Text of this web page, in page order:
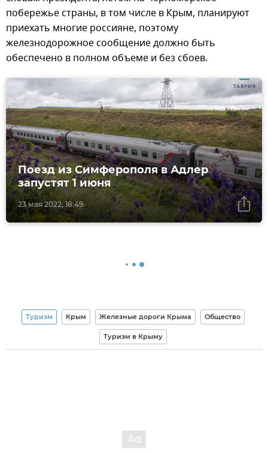
побережье страны, в том числе в Крым, планируют
приехать многие россияне, поэтому
железнодорожное сообщение должно быть
обеспечено в полном объеме и без сбоев.
23 мая 2022, 18:49
Поезд из Симферополя в Адлер
запустят 1 июня
Туризм Крым Железные дороги Крыма Общество
Туризм в Крыму